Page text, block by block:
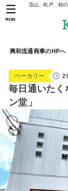
流山、松戸、柏
興和流通商事のHPへ
MENU
ベーカリー
毎日通いたく
ン堂」